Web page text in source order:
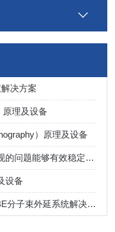
决方案
原理及设备
）原理及设备
及时排查并处理单晶生长炉出现的问题能够有效稳定晶体生长环境
设备
华兆科技丨GENxplor R&D MBE分子束外延系统解决方案